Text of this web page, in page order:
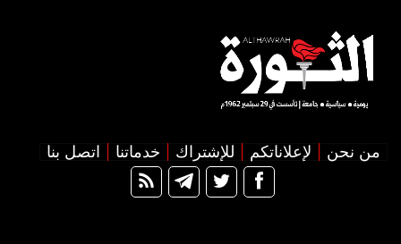
من نحن لإعلاناتكم للإشتراك خدماتنا اتصل بنا